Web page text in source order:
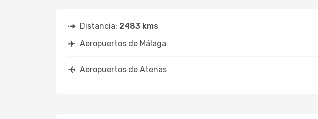
Distancia: 2483 kms
Aeropuertos de Málaga
Aeropuertos de Atenas